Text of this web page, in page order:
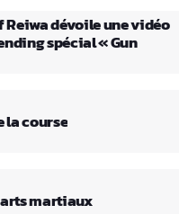
Reiwa dévoile une vidéo
spécial « Gun
la course
arts martiaux